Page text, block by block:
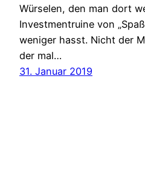
Würselen, den man dort
Investmentruine von
weniger hasst. Nicht der
der mal…
31. Januar 2019